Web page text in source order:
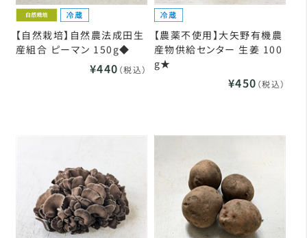
【自然栽培】自然農法成田生
産組合 ピーマン 150g◆
¥440 （税込）
【農薬不使用】大矢野有機農
産物供給センター 生姜 100
g★
¥450 （税込）